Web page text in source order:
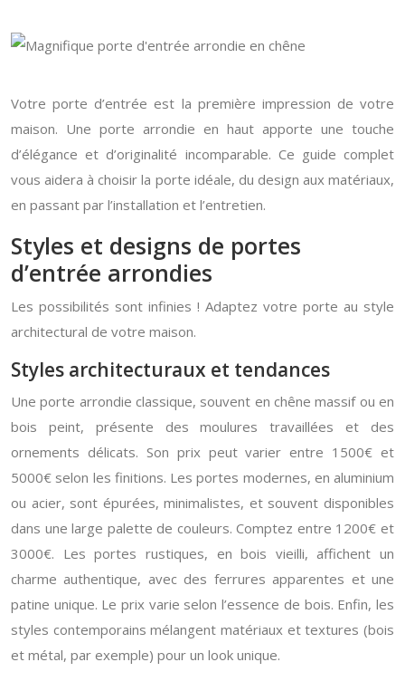
Votre porte d’entrée est la première impression de votre
maison. Une porte arrondie en haut apporte une touche
d’élégance et d’originalité incomparable. Ce guide complet
vous aidera à choisir la porte idéale, du design aux matériaux,
en passant par l’installation et l’entretien.
Styles et designs de portes
d’entrée arrondies
Les possibilités sont infinies ! Adaptez votre porte au style
architectural de votre maison.
Styles architecturaux et tendances
Une porte arrondie classique, souvent en chêne massif ou en
bois peint, présente des moulures travaillées et des
ornements délicats. Son prix peut varier entre 1500€ et
5000€ selon les finitions. Les portes modernes, en aluminium
ou acier, sont épurées, minimalistes, et souvent disponibles
dans une large palette de couleurs. Comptez entre 1200€ et
3000€. Les portes rustiques, en bois vieilli, affichent un
charme authentique, avec des ferrures apparentes et une
patine unique. Le prix varie selon l’essence de bois. Enfin, les
styles contemporains mélangent matériaux et textures (bois
et métal, par exemple) pour un look unique.